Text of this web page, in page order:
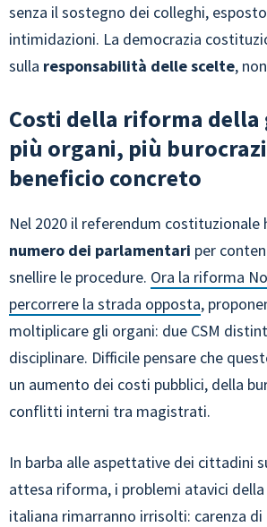
senza il sostegno dei colleghi,
intimidazioni. La democrazia
sulla responsabilità delle scelte,
Costi della riforma
più organi, più
beneficio concreto
Nel 2020 il referendum costituzionale
numero dei parlamentari per
snellire le procedure. Ora la riforma
percorrere la strada opposta,
moltiplicare gli organi: due CSM
disciplinare. Difficile pensare che
un aumento dei costi pubblici, della
conflitti interni tra magistrati.
In barba alle aspettative dei cittadini
attesa riforma, i problemi atavici
italiana rimarranno irrisolti: carenza